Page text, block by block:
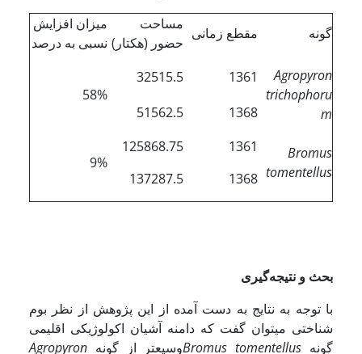
گونه مقطع زمانی
مساحت
حضور (هکتار)
میزان افزایش
نسبی به درصد
Agropyron
trichophoru
m
1361
32515.5
58%
1368
51562.5
Bromus
tomentellus
1361
125868.75
9%
1368
137287.5
بحث و نتیجه‌گیری
با توجه به نتایج به دست آمده از این پژوهش از نظر بوم
شناختی می­توان گفت که دامنه آشیان اکولوژیکی اقلیمی
گونه Bromus tomentellusوسیع­تر از گونه Agropyron